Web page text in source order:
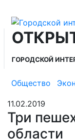
ГОРОДСКОЙ
Общество
11.02.2019
Три
области